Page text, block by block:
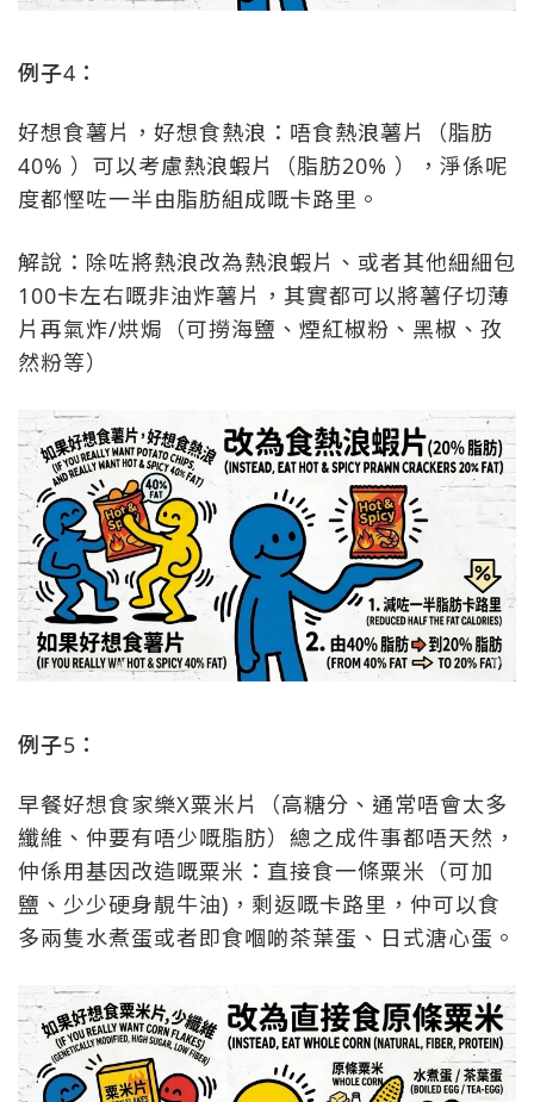
例子4：
好想食薯片，好想食熱浪：唔食熱浪薯片（脂肪
40% ）可以考慮熱浪蝦片（脂肪20% ），淨係呢
度都慳咗一半由脂肪組成嘅卡路里。
解說：除咗將熱浪改為熱浪蝦片、或者其他細細包
100卡左右嘅非油炸薯片，其實都可以將薯仔切薄
片再氣炸/烘焗（可撈海鹽、煙紅椒粉、黑椒、孜
然粉等）
例子5：
早餐好想食家樂X粟米片（高糖分、通常唔會太多
纖維、仲要有唔少嘅脂肪）總之成件事都唔天然，
仲係用基因改造嘅粟米：直接食一條粟米（可加
鹽、少少硬身靚牛油)，剩返嘅卡路里，仲可以食
多兩隻水煮蛋或者即食嗰啲茶葉蛋、日式溏心蛋。